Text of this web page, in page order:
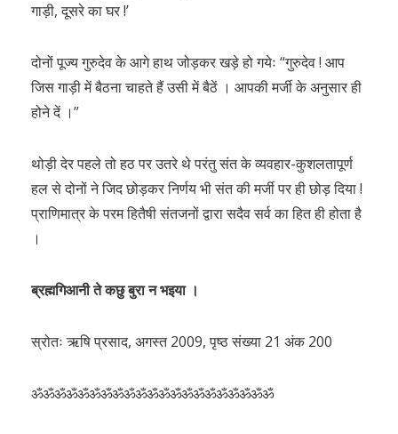
गाड़ी, दूसरे का घर !’
दोनों पूज्य गुरुदेव के आगे हाथ जोड़कर खड़े हो गयेः “गुरुदेव ! आप
जिस गाड़ी में बैठना चाहते हैं उसी में बैठें । आपकी मर्जी के अनुसार ही
होने दें ।”
थोड़ी देर पहले तो हठ पर उतरे थे परंतु संत के व्यवहार-कुशलतापूर्ण
हल से दोनों ने जिद छोड़कर निर्णय भी संत की मर्जी पर ही छोड़ दिया !
प्राणिमात्र के परम हितैषी संतजनों द्वारा सदैव सर्व का हित ही होता है
।
ब्रह्मगिआनी ते कछु बुरा न भइया ।
स्रोतः ऋषि प्रसाद, अगस्त 2009, पृष्ठ संख्या 21 अंक 200
ॐॐॐॐॐॐॐॐॐॐॐॐॐॐॐॐॐॐॐॐॐ